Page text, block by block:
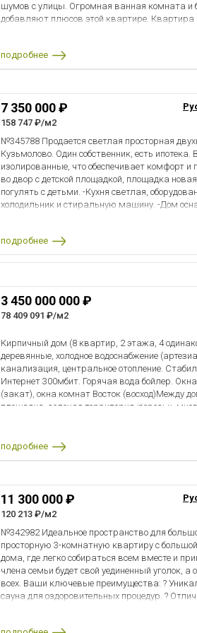
шумов с улицы. Огромная ванная комната и
добавляют плюсов этой квартире. Квартира
находятся все магазины, поликлиника,
м.Ладожская маршрутка едет 30 мин. Один
подробнее
7 350 000 ₽
158 747 ₽/м2
№345788 Продается светлая просторная
Кузьмолово. Один собственник, есть
изолированные, что обеспечивает комфорт
во двор с детской площадкой, площадка
погулять с детьми. -Кухня светлая,
холодильник и стиральную машину. -Дом
остается в квартире, был сделан
необходимое: Магазины, аптеки, школа,
чистый воздух. Рядом Охта Парк, где можно
можно добраться на автобусе №656 15 минут.
До ЖД станции Кузьмолово 10 минут
20 минут на электричке от дверей вашей
подробнее
3 450 000 000 ₽
78 409 091 ₽/м2
Кирпичный дом (8 квартир, 2 этажа, 4
деревянные, холодное водоснабжение
канализация, центральное отопление.
Интернет 300мбит. Горячая вода бойлер.
(закат), окна комнат Восток (восход)Между
площадка, зеленая территория (березы),
разнообразной зелени. Транспортный поток
солнечные восходы Все магазины новые:
Озон, WB, Яндекс, Пекарни, Аптеки,
(Товары Для стройки и ремонта,
России. Детский сад, Школа Современные
есть школьный автобусПрирода, спорт:Место
над уровнем моря. Вокруг хороший лес, поля.
включая крупные. В шаговой доступности 5
Ладожского озера (30 мин) или Финского
Карелию (национальный парк Ладожские
отличном состоянии. В пешей доступности
любителей и профессионалов Наша трасса и
любителей велоспорта есть всё протяженные
подробнее
11 300 000 ₽
120 213 ₽/м2
№342982 Идеальное пространство для
просторную 3-комнатную квартиру с
дома, где легко собираться всем вместе и
члена семьи будет свой уединенный уголок, а
всех. Ваши ключевые преимущества: ?
сауна для оздоровительных процедур. ?